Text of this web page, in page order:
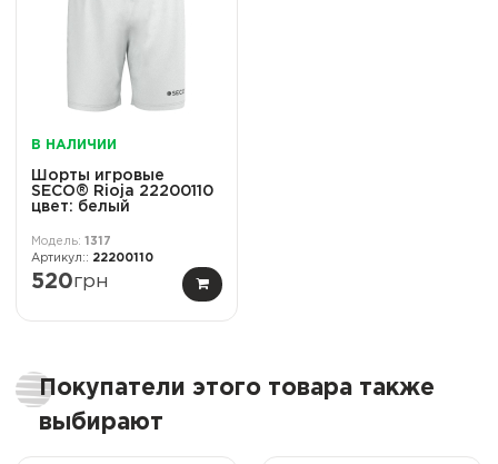
В НАЛИЧИИ
Шорты игровые
SECO® Rioja 22200110
цвет: белый
1317
22200110
520грн
Покупатели этого товара также
выбирают